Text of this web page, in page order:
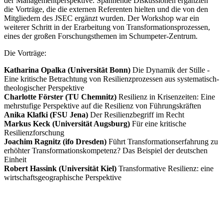
die Vorträge, die die externen Referenten hielten und die von den
Mitgliedern des JSEC ergänzt wurden. Der Workshop war ein
weiterer Schritt in der Erarbeitung von Transformationsprozessen,
eines der großen Forschungsthemen im Schumpeter-Zentrum.
Die Vorträge:
Katharina Opalka (Universität Bonn) Die Dynamik der Stille -
Eine kritische Betrachtung von Resilienzprozessen aus systematisch-
theologischer Perspektive
Charlotte Förster (TU Chemnitz) Resilienz in Krisenzeiten: Eine
mehrstufige Perspektive auf die Resilienz von Führungskräften
Anika Klafki (FSU Jena) Der Resilienzbegriff im Recht
Markus Keck (Universität Augsburg) Für eine kritische
Resilienzforschung
Joachim Ragnitz (ifo Dresden) Führt Transformationserfahrung zu
erhöhter Transformationskompetenz? Das Beispiel der deutschen
Einheit
Robert Hassink (Universität Kiel) Transformative Resilienz: eine
wirtschaftsgeographische Perspektive